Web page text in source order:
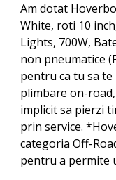
Am dotat
White, roti 10
Lights, 700W,
non pneumatice
pentru ca tu sa te
plimbare on-
implicit sa pierzi
prin service.
categoria Off-
pentru a permite